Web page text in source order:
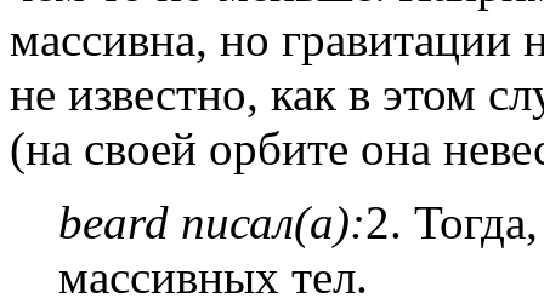
массивна, но гравитации
не известно, как в этом
(на своей орбите она
beard писал(а):2.
массивных тел.